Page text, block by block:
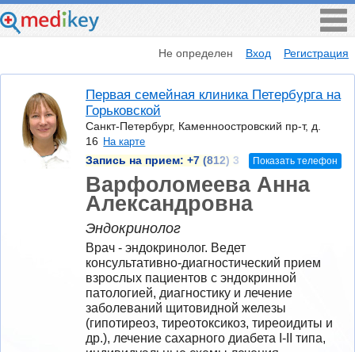
Не определен Вход Регистрация
Первая семейная клиника Петербурга на
Горьковской
Санкт-Петербург, Каменноостровский пр-т, д.
16 На карте
Запись на прием: +7 (812) 3 Показать телефон
Варфоломеева Анна
Александровна
Эндокринолог
Врач - эндокринолог. Ведет
консультативно-диагностический прием
взрослых пациентов с эндокринной
патологией, диагностику и лечение
заболеваний щитовидной железы
(гипотиреоз, тиреотоксикоз, тиреоидиты и
др.), лечение сахарного диабета I-II типа,